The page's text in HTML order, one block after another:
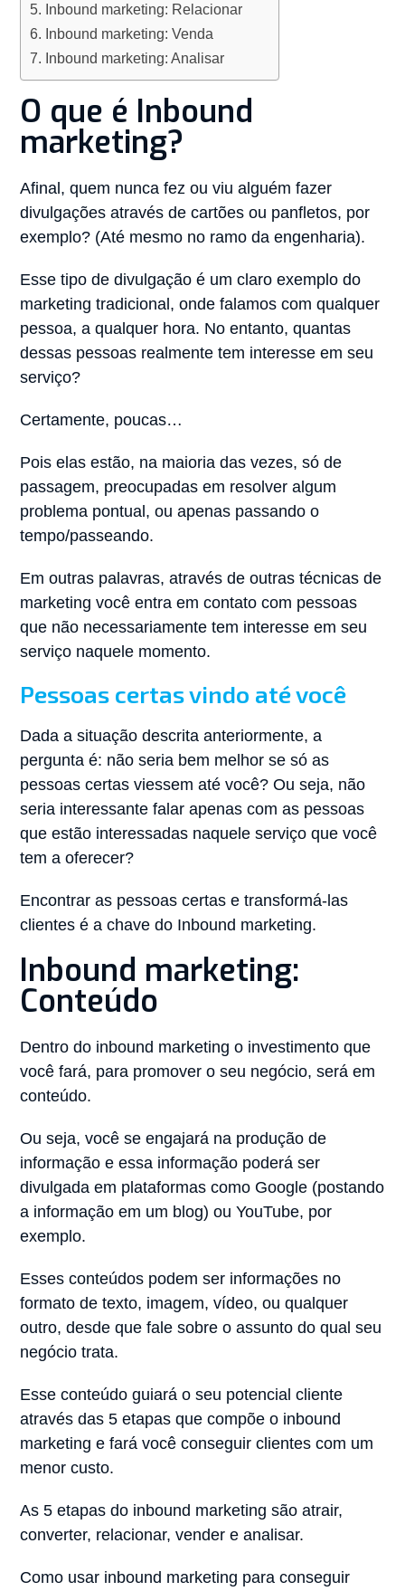
Inbound marketing: Relacionar
Inbound marketing: Venda
Inbound marketing: Analisar
O que é Inbound
marketing?
Afinal, quem nunca fez ou viu alguém fazer
divulgações através de cartões ou panfletos, por
exemplo? (Até mesmo no ramo da engenharia).
Esse tipo de divulgação é um claro exemplo do
marketing tradicional, onde falamos com qualquer
pessoa, a qualquer hora. No entanto, quantas
dessas pessoas realmente tem interesse em seu
serviço?
Certamente, poucas…
Pois elas estão, na maioria das vezes, só de
passagem, preocupadas em resolver algum
problema pontual, ou apenas passando o
tempo/passeando.
Em outras palavras, através de outras técnicas de
marketing você entra em contato com pessoas
que não necessariamente tem interesse em seu
serviço naquele momento.
Pessoas certas vindo até você
Dada a situação descrita anteriormente, a
pergunta é: não seria bem melhor se só as
pessoas certas viessem até você? Ou seja, não
seria interessante falar apenas com as pessoas
que estão interessadas naquele serviço que você
tem a oferecer?
Encontrar as pessoas certas e transformá-las
clientes é a chave do Inbound marketing.
Inbound marketing:
Conteúdo
Dentro do inbound marketing o investimento que
você fará, para promover o seu negócio, será em
conteúdo.
Ou seja, você se engajará na produção de
informação e essa informação poderá ser
divulgada em plataformas como Google (postando
a informação em um blog) ou YouTube, por
exemplo.
Esses conteúdos podem ser informações no
formato de texto, imagem, vídeo, ou qualquer
outro, desde que fale sobre o assunto do qual seu
negócio trata.
Esse conteúdo guiará o seu potencial cliente
através das 5 etapas que compõe o inbound
marketing e fará você conseguir clientes com um
menor custo.
As 5 etapas do inbound marketing são atrair,
converter, relacionar, vender e analisar.
Como usar inbound marketing para conseguir